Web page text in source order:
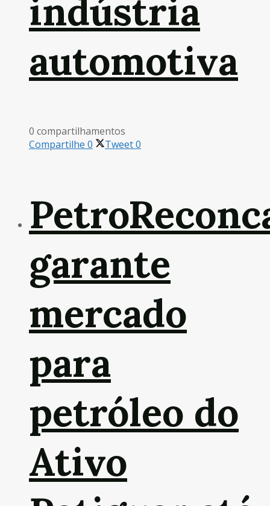
indústria
automotiva
0 compartilhamentos
Compartilhe 0 Tweet0
garante
mercado
para
petróleo do
Ativo